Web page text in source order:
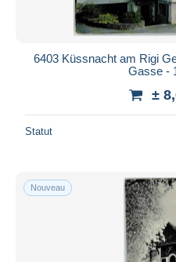
6403 Küssnacht am Rigi
Gasse -
±
Statut
Nouveau